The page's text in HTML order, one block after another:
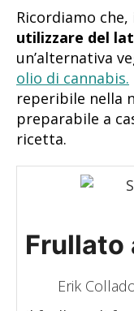
Ricordiamo che,
utilizzare del
un’alternativa
olio di cannabis.
reperibile nella
preparabile a
ricetta.
Frullato
Erik